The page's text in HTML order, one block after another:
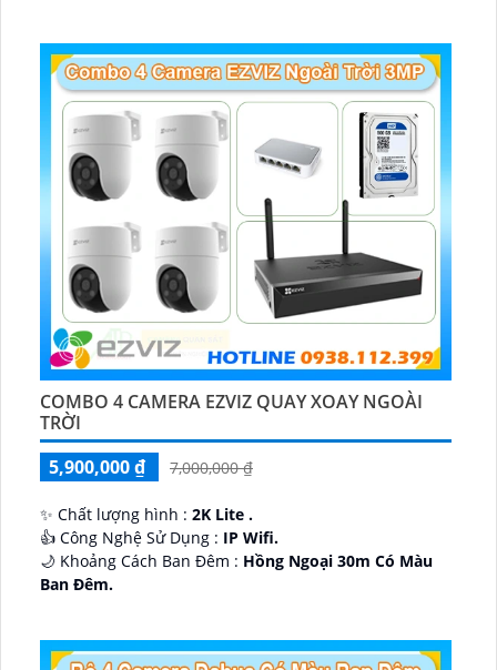
COMBO 4 CAMERA EZVIZ QUAY XOAY NGOÀI
TRỜI
5,900,000 ₫
7,000,000 ₫
✨ Chất lượng hình : 2K Lite .
👍 Công Nghệ Sử Dụng : IP Wifi.
🌙 Khoảng Cách Ban Đêm : Hồng Ngoại 30m Có Màu
Ban Ðêm.